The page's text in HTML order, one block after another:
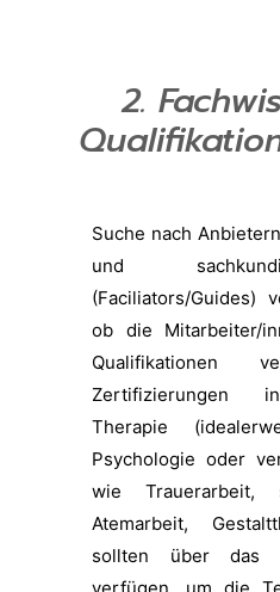
2.
Suche nach
und
(Faciliators/Guides)
ob die Mitarbeiter/
Qualifikationen
Zertifizierungen
Therapie
Psychologie oder
wie Trauerarbeit,
Atemarbeit,
sollten über das